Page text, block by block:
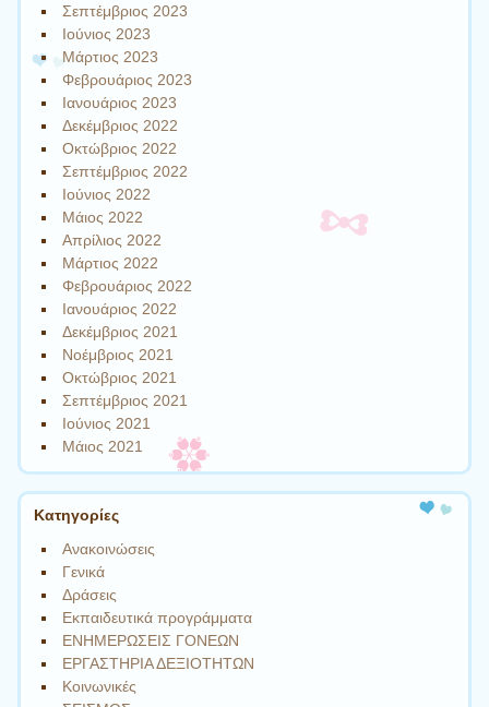
Σεπτέμβριος 2023
Ιούνιος 2023
Μάρτιος 2023
Φεβρουάριος 2023
Ιανουάριος 2023
Δεκέμβριος 2022
Οκτώβριος 2022
Σεπτέμβριος 2022
Ιούνιος 2022
Μάιος 2022
Απρίλιος 2022
Μάρτιος 2022
Φεβρουάριος 2022
Ιανουάριος 2022
Δεκέμβριος 2021
Νοέμβριος 2021
Οκτώβριος 2021
Σεπτέμβριος 2021
Ιούνιος 2021
Μάιος 2021
Kατηγορίες
Ανακοινώσεις
Γενικά
Δράσεις
Εκπαιδευτικά προγράμματα
ΕΝΗΜΕΡΩΣΕΙΣ ΓΟΝΕΩΝ
ΕΡΓΑΣΤΗΡΙΑ ΔΕΞΙΟΤΗΤΩΝ
Κοινωνικές